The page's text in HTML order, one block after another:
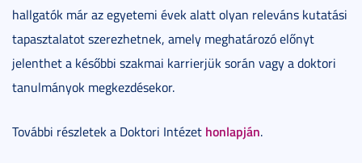
hallgatók már az egyetemi évek alatt olyan releváns kutatási
tapasztalatot szerezhetnek, amely meghatározó előnyt
jelenthet a későbbi szakmai karrierjük során vagy a doktori
tanulmányok megkezdésekor.
További részletek a Doktori Intézet honlapján.